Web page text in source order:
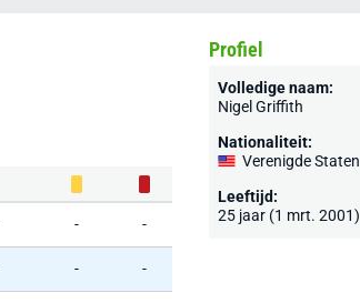
- -
- -
Profiel
Volledige naam:
Nigel Griffith
Nationaliteit:
Verenigde Staten
Leeftijd:
25 jaar (1 mrt. 2001)